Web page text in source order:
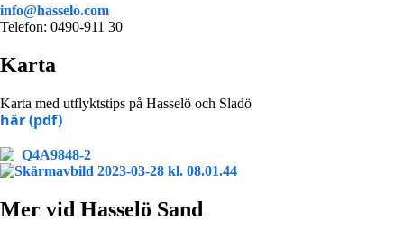
info@hasselo.com
Telefon: 0490-911 30
Karta
Karta med utflyktstips på Hasselö och Sladö
här (pdf)
Mer vid Hasselö Sand